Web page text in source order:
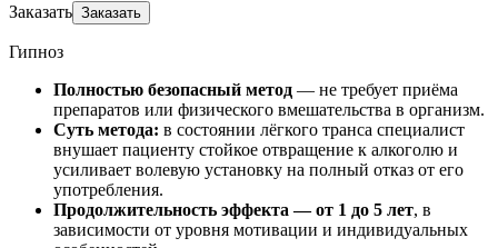
Заказать Заказать
Гипноз
Полностью безопасный метод — не требует приёма
препаратов или физического вмешательства в организм.
Суть метода: в состоянии лёгкого транса специалист
внушает пациенту стойкое отвращение к алкоголю и
усиливает волевую установку на полный отказ от его
употребления.
Продолжительность эффекта — от 1 до 5 лет, в
зависимости от уровня мотивации и индивидуальных